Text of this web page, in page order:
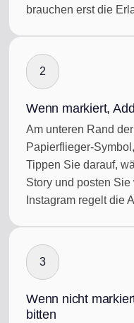
brauchen erst die
2
Wenn markiert,
Am unteren Rand
Papierflieger-
Tippen Sie darauf,
Story und posten
Instagram regelt die
3
Wenn nicht
bitten